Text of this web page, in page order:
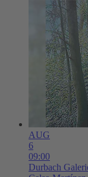
AUG
6
09:00
Durbach